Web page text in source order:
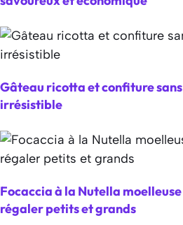
Gâteau ricotta et confiture
irrésistible
Focaccia à la Nutella
régaler petits et grands